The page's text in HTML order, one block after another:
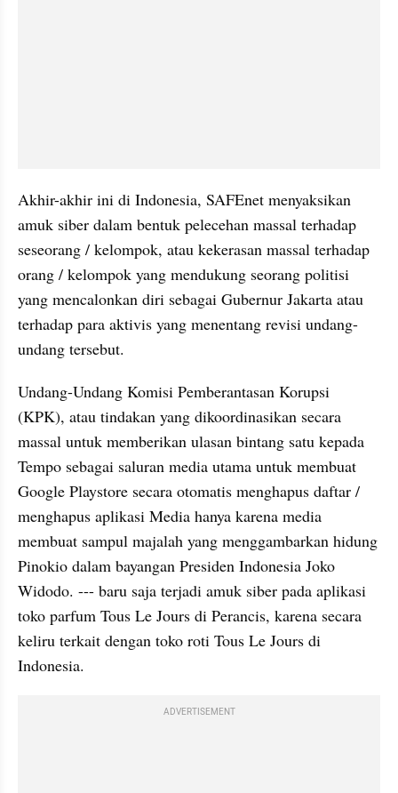
Akhir-akhir ini di Indonesia, SAFEnet menyaksikan
amuk siber dalam bentuk pelecehan massal terhadap
seseorang / kelompok, atau kekerasan massal terhadap
orang / kelompok yang mendukung seorang politisi
yang mencalonkan diri sebagai Gubernur Jakarta atau
terhadap para aktivis yang menentang revisi undang-
undang tersebut.
Undang-Undang Komisi Pemberantasan Korupsi
(KPK), atau tindakan yang dikoordinasikan secara
massal untuk memberikan ulasan bintang satu kepada
Tempo sebagai saluran media utama untuk membuat
Google Playstore secara otomatis menghapus daftar /
menghapus aplikasi Media hanya karena media
Pinokio dalam bayangan Presiden Indonesia Joko
Widodo. --- baru saja terjadi amuk siber pada aplikasi
toko parfum Tous Le Jours di Perancis, karena secara
keliru terkait dengan toko roti Tous Le Jours di
Indonesia.
ADVERTISEMENT